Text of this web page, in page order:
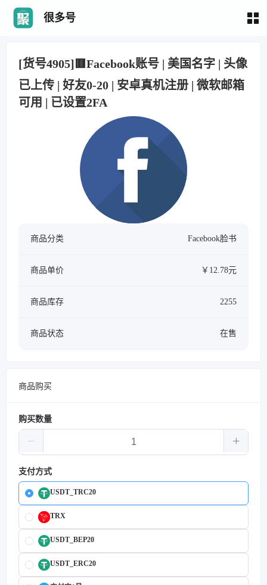
很多号
[货号4905]🟥Facebook账号 | 美国名字 | 头像
已上传 | 好友0-20 | 安卓真机注册 | 微软邮箱
可用 | 已设置2FA
商品分类 Facebook脸书
商品单价 ￥12.78元
商品库存 2255
商品状态 在售
商品购买
购买数量
支付方式
USDT_TRC20
TRX
USDT_BEP20
USDT_ERC20